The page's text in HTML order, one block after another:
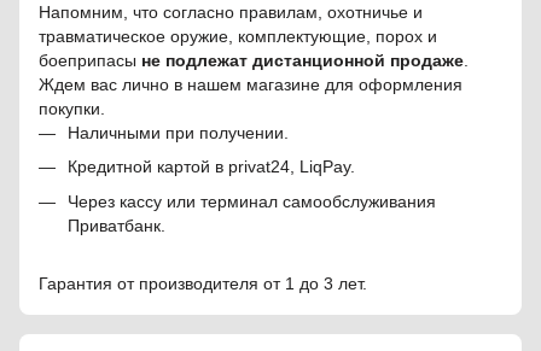
Напомним, что согласно правилам, охотничье и
травматическое оружие, комплектующие, порох и
боеприпасы не подлежат дистанционной продаже
Ждем вас лично в нашем магазине для оформления
покупки.
Наличными при получении.
Кредитной картой в privat24, LiqPay.
Через кассу или терминал самообслуживания
Приватбанк.
Гарантия от производителя от 1 до 3 лет.